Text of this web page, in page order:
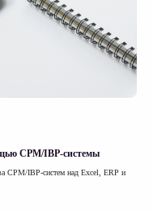
CPM/IBP-системы
CPM/IBP-систем над Excel, ERP и